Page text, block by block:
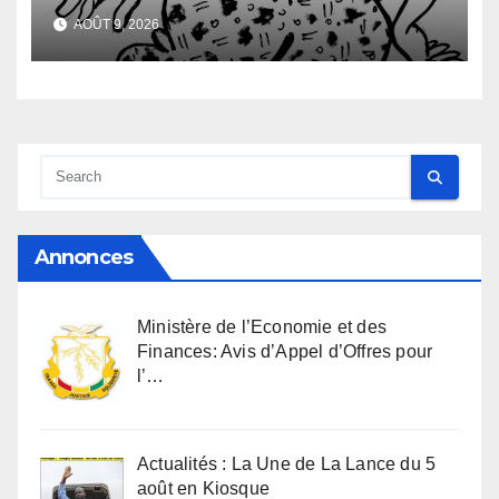
aussi vieille que l’humanité
AOÛT 9, 2026
Annonces
Ministère de l’Economie et des
Finances: Avis d’Appel d’Offres pour
l’…
Actualités : La Une de La Lance du 5
août en Kiosque